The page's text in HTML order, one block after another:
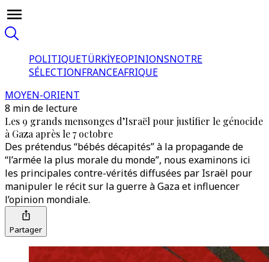
POLITIQUETÜRKİYEOPINIONSNOTRE
SÉLECTIONFRANCEAFRIQUE
MOYEN-ORIENT
8 min de lecture
Les 9 grands mensonges d’Israël pour justifier le génocide
à Gaza après le 7 octobre
Des prétendus “bébés décapités” à la propagande de
“l’armée la plus morale du monde”, nous examinons ici
les principales contre-vérités diffusées par Israël pour
manipuler le récit sur la guerre à Gaza et influencer
l’opinion mondiale.
Partager